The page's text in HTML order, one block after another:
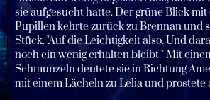
sie aufgesucht hatte. Der grüne Blick
Pupillen kehrte zurück zu Brennan und
Stück. "Auf die Leichtigkeit also. Und
noch ein wenig erhalten bleibt." Mit
Schmunzeln deutete sie in Richtung
mit einem Lächeln zu Lelia und prostete